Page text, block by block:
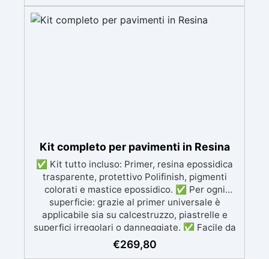
e al lungo tempo di lavorazione evita le micro-
bolle Perfetta per grandi tavoli, opere artistiche
Kit completo per pavimenti in Resina
✅ Kit tutto incluso: Primer, resina epossidica
trasparente, protettivo Polifinish, pigmenti
colorati e mastice epossidico. ✅ Per ogni
superficie: grazie al primer universale è
applicabile sia su calcestruzzo, piastrelle e
superfici irregolari o danneggiate. ✅ Facile da
applicare: Video Guida completa inclusa, 3
semplici passaggi, dalla preparazione della
€269,80